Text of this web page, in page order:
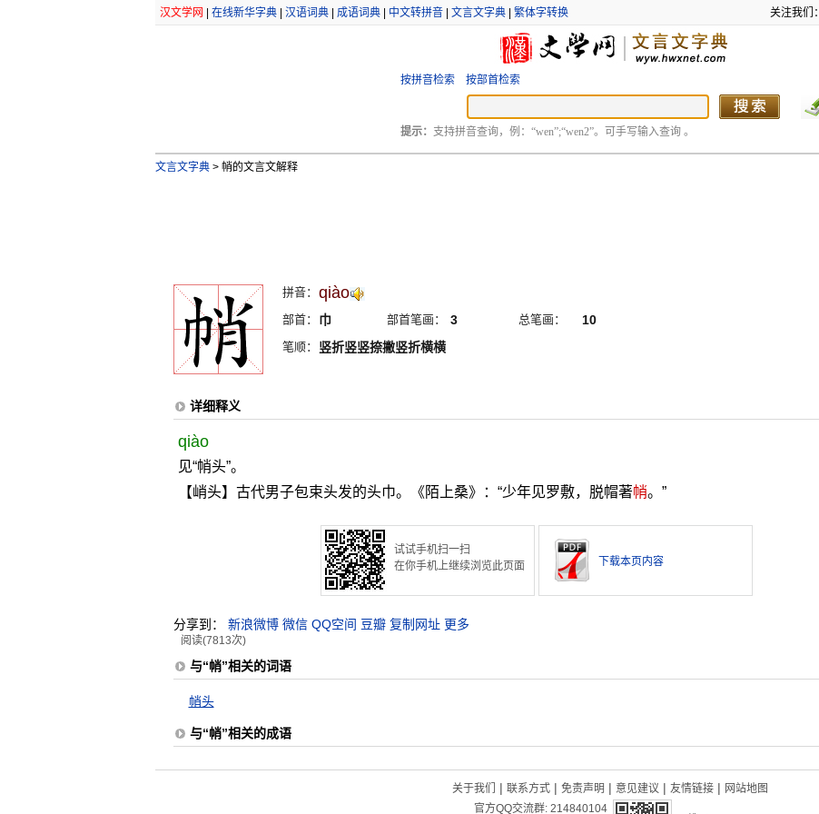
汉文学网 在线新华字典| 汉语词典| 成语词典| 中文转拼音| 文言文字典| 繁体字转换 关注我们：
按拼音检索 按部首检索
提示： 支持拼音查询，例：“wen”;“wen2”。可手写输入查询 。
文言文字典 >帩的文言文解释
拼音： qiào
部首： 巾 部首笔画： 3 总笔画： 10
笔顺： 竖折竖竖捺撇竖折横横
详细释义
qiào
见“帩头”。
【峭头】古代男子包束头发的头巾。《陌上桑》：“少年见罗敷，脱帽著帩。”
试试手机扫一扫
在你手机上继续浏览此页面
下载本页内容
分享到： 新浪微博 微信 QQ空间 豆瓣 复制网址 更多
阅读(7813次)
与“帩”相关的词语
帩头
与“帩”相关的成语
关于我们 | 联系方式 | 免责声明 | 意见建议 | 友情链接 | 网站地图
官方QQ交流群: 214840104